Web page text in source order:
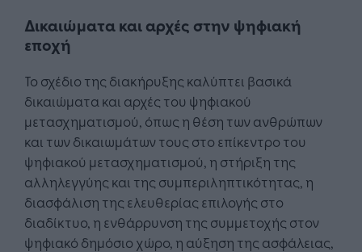
Δικαιώματα και αρχές στην ψηφιακή
εποχή
Το σχέδιο της διακήρυξης καλύπτει βασικά
δικαιώματα και αρχές του ψηφιακού
μετασχηματισμού, όπως η θέση των ανθρώπων
και των δικαιωμάτων τους στο επίκεντρο του
ψηφιακού μετασχηματισμού, η στήριξη της
αλληλεγγύης και της συμπεριληπτικότητας, η
διασφάλιση της ελευθερίας επιλογής στο
διαδίκτυο, η ενθάρρυνση της συμμετοχής στον
ψηφιακό δημόσιο χώρο, η αύξηση της ασφάλειας,